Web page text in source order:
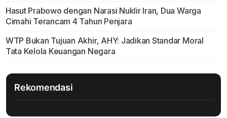
Hasut Prabowo dengan Narasi Nuklir Iran, Dua Warga
Cimahi Terancam 4 Tahun Penjara
WTP Bukan Tujuan Akhir, AHY: Jadikan Standar Moral
Tata Kelola Keuangan Negara
Rekomendasi